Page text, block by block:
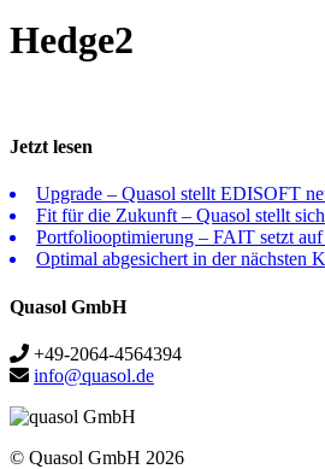
Hedge2
Jetzt lesen
Upgrade – Quasol stellt EDISOFT
Fit für die Zukunft – Quasol stellt
Portfoliooptimierung – FAIT setzt auf
Optimal abgesichert in der nächsten
Quasol GmbH
+49-2064-4564394
info@quasol.de
© Quasol GmbH 2026